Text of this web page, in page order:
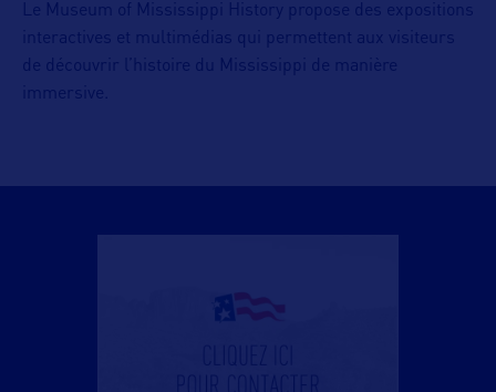
Le Museum of Mississippi History propose des expositions
interactives et multimédias qui permettent aux visiteurs
de découvrir l’histoire du Mississippi de manière
immersive.